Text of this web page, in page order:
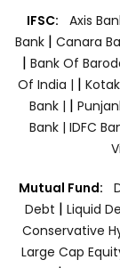
IFSC: Axis
Bank| Canara
| Bank Of
Of India | |
Bank | |
Bank | IDFC
Mutual Fund:
Debt | Liquid
Conservative
Large Cap